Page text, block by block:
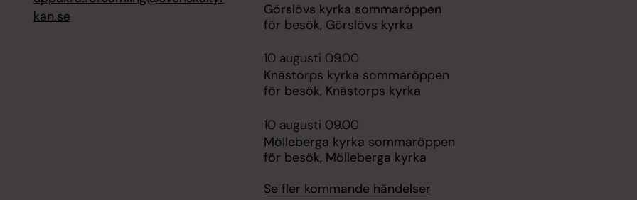
kan.se
Görslövs kyrka sommaröppen
för besök, Görslövs kyrka
10 augusti 09.00
Knästorps kyrka sommaröppen
för besök, Knästorps kyrka
10 augusti 09.00
Mölleberga kyrka sommaröppen
för besök, Mölleberga kyrka
Se fler kommande händelser